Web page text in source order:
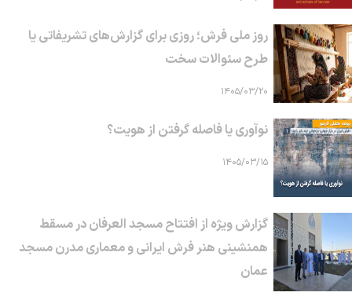
روز ملی فرش؛ روزی برای گزارش‌های تشریفاتی یا
طرح سئوالات سخت
۱۴۰۵/۰۳/۲۰
نوآوری یا فاصله گرفتن از هویت؟
۱۴۰۵/۰۳/۱۵
گزارش ویژه از افتتاح مسجد العرفان در مسقط
همنشینی هنر فرش ایرانی و معماری مدرن مسجد
عمان